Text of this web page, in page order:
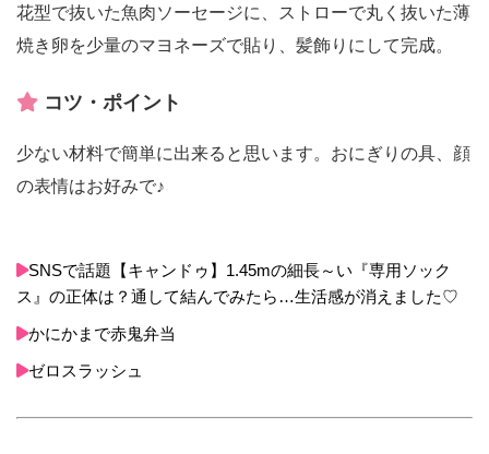
花型で抜いた魚肉ソーセージに、ストローで丸く抜いた薄
焼き卵を少量のマヨネーズで貼り、髪飾りにして完成。
コツ・ポイント
少ない材料で簡単に出来ると思います。おにぎりの具、顔
の表情はお好みで♪
SNSで話題【キャンドゥ】1.45mの細長～い『専用ソック
ス』の正体は？通して結んでみたら…生活感が消えました♡
かにかまで赤鬼弁当
ゼロスラッシュ